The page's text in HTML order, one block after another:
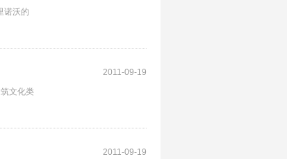
诺沃的
2011-09-19
文化类
2011-09-19